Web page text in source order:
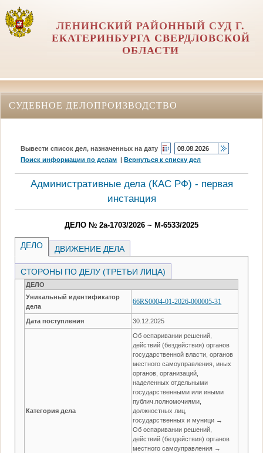
ЛЕНИНСКИЙ РАЙОННЫЙ СУД Г.
ЕКАТЕРИНБУРГА СВЕРДЛОВСКОЙ
ОБЛАСТИ
СУДЕБНОЕ ДЕЛОПРОИЗВОДСТВО
Вывести список дел, назначенных на дату
Поиск информации по делам |Вернуться к списку дел
Административные дела (КАC РФ) - первая
инстанция
ДЕЛО № 2а-1703/2026 ~ М-6533/2025
ДЕЛО ДВИЖЕНИЕ ДЕЛА
СТОРОНЫ ПО ДЕЛУ (ТРЕТЬИ ЛИЦА)
ДЕЛО
Уникальный идентификатор
дела
66RS0004-01-2026-000005-31
Дата поступления 30.12.2025
Категория дела
Об оспаривании решений,
действий (бездействия) органов
государственной власти, органов
местного самоуправления, иных
органов, организаций,
наделенных отдельными
государственными или иными
публич.полномочиями,
должностных лиц,
государственных и муници →
Об оспаривании решений,
действий (бездействия) органов
местного самоуправления →